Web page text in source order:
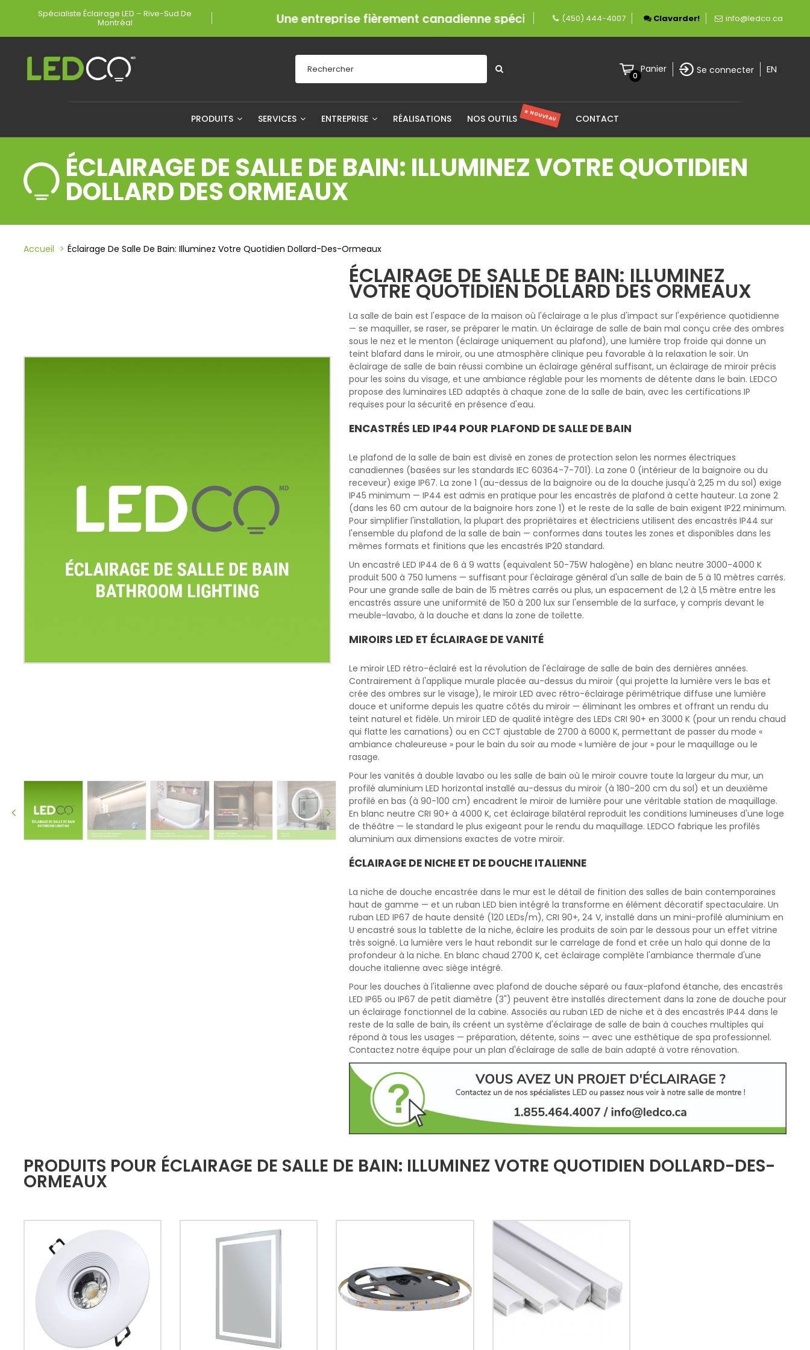
Spécialiste Éclairage LED – Rive-Sud De
Montréal Une entreprise fièrement canadienne spécialisée en éclairage LED.
(450) 444-4007 Clavarder! info@ledco.ca
0
Panier Se connecter EN
PRODUITS SERVICES ENTREPRISE RÉALISATIONS NOS OUTILS ★ NOUVEAU CONTACT
ÉCLAIRAGE DE SALLE DE BAIN: ILLUMINEZ VOTRE QUOTIDIEN
DOLLARD DES ORMEAUX
Accueil Éclairage De Salle De Bain: Illuminez Votre Quotidien Dollard-Des-Ormeaux
ÉCLAIRAGE DE SALLE DE BAIN: ILLUMINEZ
VOTRE QUOTIDIEN DOLLARD DES ORMEAUX
La salle de bain est l'espace de la maison où l'éclairage a le plus d'impact sur l'expérience quotidienne
— se maquiller, se raser, se préparer le matin. Un éclairage de salle de bain mal conçu crée des ombres
sous le nez et le menton (éclairage uniquement au plafond), une lumière trop froide qui donne un
teint blafard dans le miroir, ou une atmosphère clinique peu favorable à la relaxation le soir. Un
éclairage de salle de bain réussi combine un éclairage général suffisant, un éclairage de miroir précis
pour les soins du visage, et une ambiance réglable pour les moments de détente dans le bain. LEDCO
propose des luminaires LED adaptés à chaque zone de la salle de bain, avec les certifications IP
requises pour la sécurité en présence d'eau.
ENCASTRÉS LED IP44 POUR PLAFOND DE SALLE DE BAIN
Le plafond de la salle de bain est divisé en zones de protection selon les normes électriques
canadiennes (basées sur les standards IEC 60364-7-701). La zone 0 (intérieur de la baignoire ou du
receveur) exige IP67. La zone 1 (au-dessus de la baignoire ou de la douche jusqu'à 2,25 m du sol) exige
IP45 minimum — IP44 est admis en pratique pour les encastrés de plafond à cette hauteur. La zone 2
(dans les 60 cm autour de la baignoire hors zone 1) et le reste de la salle de bain exigent IP22 minimum.
Pour simplifier l'installation, la plupart des propriétaires et électriciens utilisent des encastrés IP44 sur
l'ensemble du plafond de la salle de bain — conformes dans toutes les zones et disponibles dans les
mêmes formats et finitions que les encastrés IP20 standard.
Un encastré LED IP44 de 6 à 9 watts (equivalent 50-75W halogène) en blanc neutre 3000-4000 K
produit 500 à 750 lumens — suffisant pour l'éclairage général d'un salle de bain de 5 à 10 mètres carrés.
Pour une grande salle de bain de 15 mètres carrés ou plus, un espacement de 1,2 à 1,5 mètre entre les
encastrés assure une uniformité de 150 à 200 lux sur l'ensemble de la surface, y compris devant le
meuble-lavabo, à la douche et dans la zone de toilette.
MIROIRS LED ET ÉCLAIRAGE DE VANITÉ
Le miroir LED rétro-éclairé est la révolution de l'éclairage de salle de bain des dernières années.
Contrairement à l'applique murale placée au-dessus du miroir (qui projette la lumière vers le bas et
crée des ombres sur le visage), le miroir LED avec rétro-éclairage périmétrique diffuse une lumière
douce et uniforme depuis les quatre côtés du miroir — éliminant les ombres et offrant un rendu du
teint naturel et fidèle. Un miroir LED de qualité intègre des LEDs CRI 90+ en 3000 K (pour un rendu chaud
qui flatte les carnations) ou en CCT ajustable de 2700 à 6000 K, permettant de passer du mode «
ambiance chaleureuse » pour le bain du soir au mode « lumière de jour » pour le maquillage ou le
rasage.
Pour les vanités à double lavabo ou les salle de bain où le miroir couvre toute la largeur du mur, un
profilé aluminium LED horizontal installé au-dessus du miroir (à 180-200 cm du sol) et un deuxième
profilé en bas (à 90-100 cm) encadrent le miroir de lumière pour une véritable station de maquillage.
En blanc neutre CRI 90+ à 4000 K, cet éclairage bilatéral reproduit les conditions lumineuses d'une loge
de théâtre — le standard le plus exigeant pour le rendu du maquillage. LEDCO fabrique les profilés
aluminium aux dimensions exactes de votre miroir.
ÉCLAIRAGE DE NICHE ET DE DOUCHE ITALIENNE
La niche de douche encastrée dans le mur est le détail de finition des salles de bain contemporaines
haut de gamme — et un ruban LED bien intégré la transforme en élément décoratif spectaculaire. Un
ruban LED IP67 de haute densité (120 LEDs/m), CRI 90+, 24 V, installé dans un mini-profilé aluminium en
U encastré sous la tablette de la niche, éclaire les produits de soin par le dessous pour un effet vitrine
très soigné. La lumière vers le haut rebondit sur le carrelage de fond et crée un halo qui donne de la
profondeur à la niche. En blanc chaud 2700 K, cet éclairage complète l'ambiance thermale d'une
douche italienne avec siège intégré.
Pour les douches à l'italienne avec plafond de douche séparé ou faux-plafond étanche, des encastrés
LED IP65 ou IP67 de petit diamètre (3") peuvent être installés directement dans la zone de douche pour
un éclairage fonctionnel de la cabine. Associés au ruban LED de niche et à des encastrés IP44 dans le
reste de la salle de bain, ils créent un système d'éclairage de salle de bain à couches multiples qui
répond à tous les usages — préparation, détente, soins — avec une esthétique de spa professionnel.
Contactez notre équipe pour un plan d'éclairage de salle de bain adapté à votre rénovation.
PRODUITS POUR ÉCLAIRAGE DE SALLE DE BAIN: ILLUMINEZ VOTRE QUOTIDIEN DOLLARD-DES-
ORMEAUX